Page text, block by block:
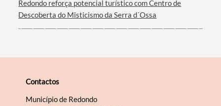
Redondo reforça potencial turístico com Centro de
Descoberta do Misticismo da Serra d´Ossa
Contactos
Município de Redondo